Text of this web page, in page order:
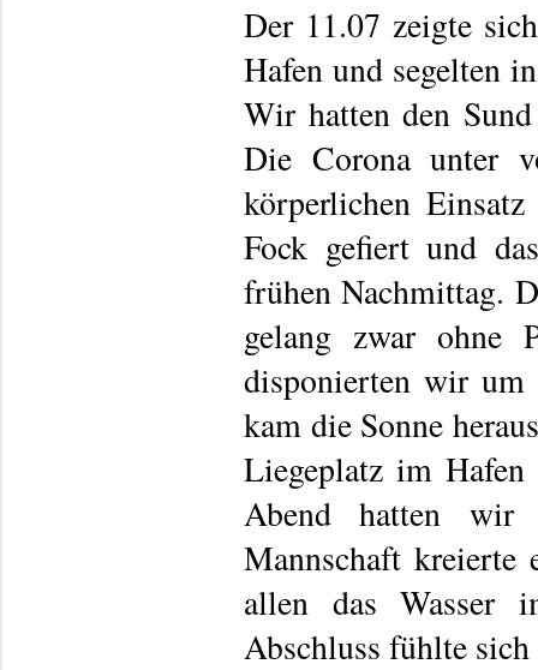
Der 11.07 zeigte
Hafen und segelten
Wir hatten den
Die Corona unter
körperlichen
Fock gefiert und
frühen Nachmittag.
gelang zwar ohne
disponierten wir um
kam die Sonne
Liegeplatz im
Abend hatten wir
Mannschaft kreierte
allen das Wasser
Abschluss fühlte